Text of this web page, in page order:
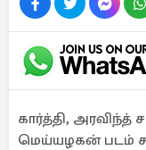
கார்த்தி, அரவிந்த்
மெய்யழகன் படம்